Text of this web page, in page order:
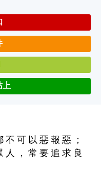
上
不 可 以 惡 報 惡 ；
人 ， 常 要 追 求 良